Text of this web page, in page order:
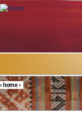
Skip to main content
You are here
›home›